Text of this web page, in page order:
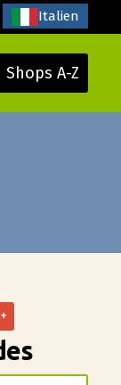
Shops A-Z
Italien